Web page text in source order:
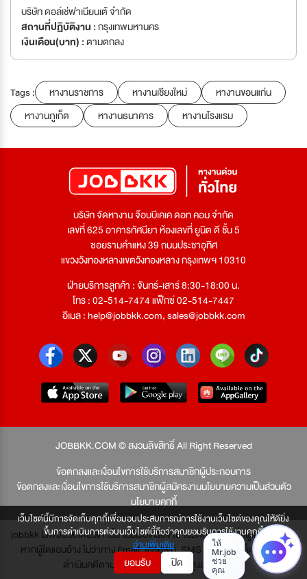
เว็บไซต์นี้มีการจัดเก็บคุกกี้เพื่อมอบประสบการณ์การใช้งานเว็บไซต์ของคุณให้ดียิ่ง
ขึ้นการดำเนินการต่อบนเว็บไซต์นี้ถือว่าคุณยอมรับการใช้งานคุกกี้
อ่านเพิ่มเติม
ยอมรับ ปิด
บริษัท ดอล์เช่ฟาเนียนเต้ จำกัด
สถานที่ปฏิบัติงาน :กรุงเทพมหานคร
เงินเดือน(บาท) :ตามตกลง
Tags : หางานราชการ หางานเชียงใหม่
หางานขอนแก่น
หางานภูเก็ต
หางานธนาคาร หางานโรงแรม
บริษัท จัดหางาน จ๊อบบีเคเค ดอท คอม จำกัด
เลขที่ 625 อาคารทัศนียา ห้องเลขที่ ยูนิต ดี ชั้น 5
ซอยรามคำแหง 39 ถนนประชาอุทิศ
แขวงวังทองหลางเขตวังทองหลาง กรุงเทพฯ 10310
ฝ่ายบริการลูกค้า : จันทร์-เสาร์ 8:30-18:00 น.
โทร : 02-514-7474 แฟ็กซ์ 02-514-7447
อีเมล :help@jobbkk.com,sales@jobbkk.com
JOBBKK.COM © สงวนลิขสิทธิ์ All Right Reserved
ข้อตกลงและเงื่อนไขการใช้บริการสมาชิกผู้ประกอบการ
ข้อตกลงและเงื่อนไขการใช้บริการสมาชิกผู้สมัครงานนโยบายความเป็นส่วนตัว
นโยบายคุกกี้
jobbkk มีเพียงเว็บเดียวเท่านั้น ไม่มีเว็บเครือข่าย โปรดอย่าหลงเชื่อผู้แอบอ้าง และ
หากผู้ใดแอบอ้าง ไม่ว่าทาง Email, โทรศัพท์, SMS หรือทางใดก็ตาม จะถูก
ดำเนินคดีตามที่กฎหมายบัญญัติไว้สูงสุด